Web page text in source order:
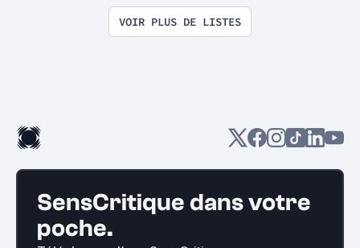
VOIR PLUS DE LISTES
SensCritique dans votre
poche.